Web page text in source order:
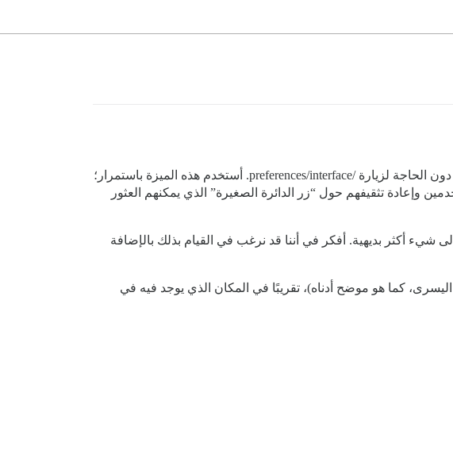
أحب كيف يتيح Discourse ضبط تفضيلات الإشعارات بدقة لمواضيع معينة، ووسوم، وفئات، ومستخدمين دون الحاجة لزيارة /preferences/interface. أستخدم هذه الميزة باستمرار؛
تثقيفهم حول “زر الدائرة الصغيرة” الذي يمكنهم العثور
إلى شيء أكثر بديهية. أفكر في أننا قد نرغب في القيام بذلك بالإضافة
اليسرى، كما هو موضح أدناه)، تقريبًا في المكان الذي يوجد فيه في